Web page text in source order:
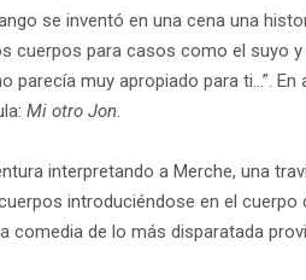
se inventó en una cena una
cuerpos para casos como el suyo
parecía muy apropiado para ti…”.
Mi otro Jon.
interpretando a Merche, una
introduciéndose en el
comedia de lo más disparatada